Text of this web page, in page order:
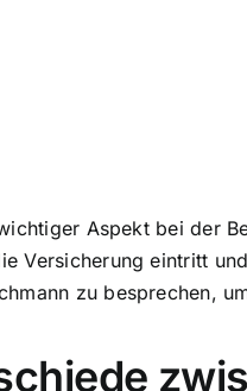
Aspekt bei der
Versicherung eintritt
zu besprechen,